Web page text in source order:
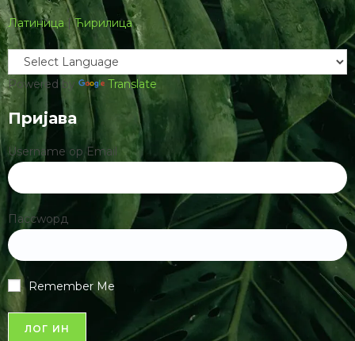
Латиница |Ћирилица
Powered by Translate
Пријава
Username ор Email
Пассwорд
Remember Me